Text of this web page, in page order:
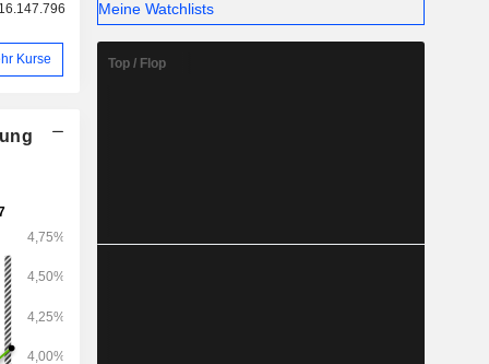
16.147.796
Kurse
Meine Watchlists
Top / Flop